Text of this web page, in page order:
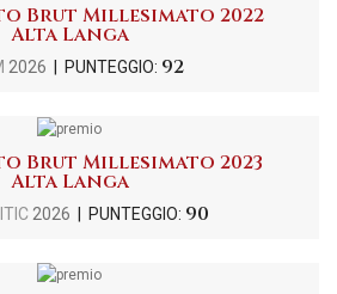
Brut Millesimato 2022
Alta Langa
2026 | PUNTEGGIO: 92
Brut Millesimato 2023
Alta Langa
2026 | PUNTEGGIO: 90